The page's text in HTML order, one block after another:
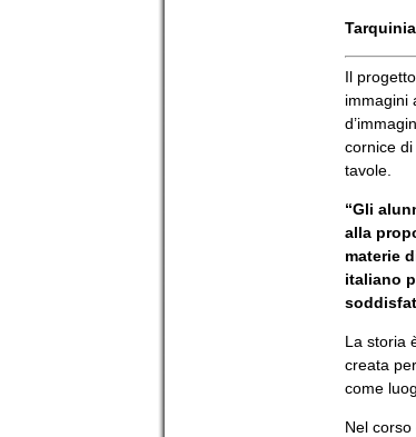
Il
immagini
cornice
tavole.
“Gli
alla
materie
italiano
La storia
creata
come
Nel